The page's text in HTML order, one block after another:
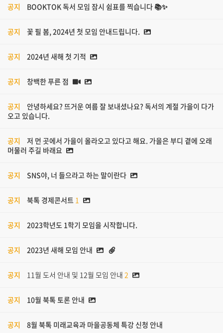
공지 BOOKTOK 독서 모임 잠시 쉼표를 찍습니다 📚✨
공지 꽃 필 봄, 2024년 첫 모임 안내드립니다.
공지 2024년 새해 첫 기적
공지 창백한 푸른 점
공지
안녕하세요? 뜨거운 여름 잘 보내셨나요? 독서의 계절 가을이 다가
오고 있습니다.
공지
저 먼 곳에서 가을이 올라오고 있다고 해요. 가을은 부디 곁에 오래
머물러 주길 바래요
공지 SNS야, 너 들으라고 하는 말이란다
공지 북톡 경제콘서트 1
공지 2023학년도 1학기 모임을 시작합니다.
공지 2023년 새해 모임 안내
공지 11월 도서 안내 및 12월 모임 안내 2
공지 10월 북톡 토론 안내
공지 8월 북톡 미래교육과 마을공동체 특강 신청 안내